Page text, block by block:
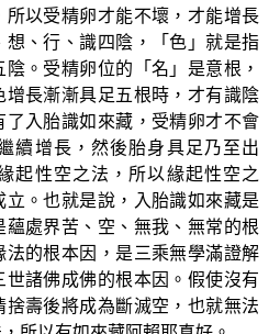
所以受精卵才能不壞，才能增長
、行、識四陰，「色」就是指
。受精卵位的「名」是意根，
增長漸漸具足五根時，才有識陰
了入胎識如來藏，受精卵才不會
續增長，然後胎身具足乃至出
起性空之法，所以緣起性空之
。也就是說，入胎識如來藏是
蘊處界苦、空、無我、無常的根
的根本因，是三乘無學滿證解
諸佛成佛的根本因。假使沒有
捨壽後將成為斷滅空，也就無法